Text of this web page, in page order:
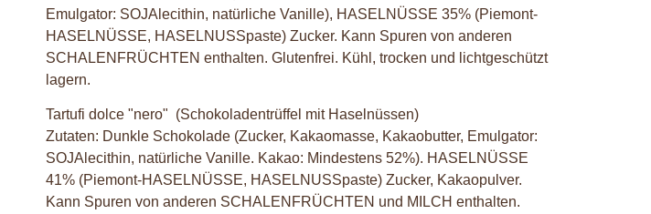
Emulgator: SOJAlecithin, natürliche Vanille), HASELNÜSSE 35% (Piemont-
HASELNÜSSE, HASELNUSSpaste) Zucker. Kann Spuren von anderen
SCHALENFRÜCHTEN enthalten. Glutenfrei. Kühl, trocken und lichtgeschützt
lagern.
Tartufi dolce "nero" (Schokoladentrüffel mit Haselnüssen)
Zutaten: Dunkle Schokolade (Zucker, Kakaomasse, Kakaobutter, Emulgator:
SOJAlecithin, natürliche Vanille. Kakao: Mindestens 52%). HASELNÜSSE
41% (Piemont-HASELNÜSSE, HASELNUSSpaste) Zucker, Kakaopulver.
Kann Spuren von anderen SCHALENFRÜCHTEN und MILCH enthalten.